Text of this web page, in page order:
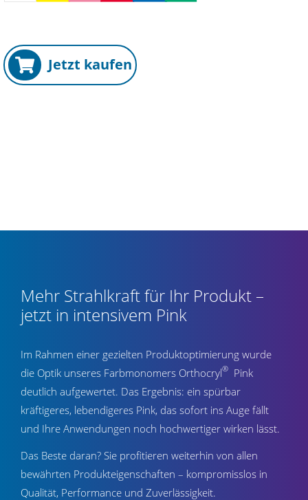
Jetzt kaufen
Mehr Strahlkraft für Ihr Produkt –
jetzt in intensivem Pink
Im Rahmen einer gezielten Produktoptimierung wurde
die Optik unseres Farbmonomers Orthocryl®
Pink
deutlich aufgewertet. Das Ergebnis: ein spürbar
kräftigeres, lebendigeres Pink, das sofort ins Auge fällt
und Ihre Anwendungen noch hochwertiger wirken lässt.
Das Beste daran? Sie profitieren weiterhin von allen
bewährten Produkteigenschaften – kompromisslos in
Qualität, Performance und Zuverlässigkeit.